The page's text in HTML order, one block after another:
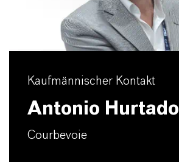
Kaufmännischer Kontakt
Antonio Hurtado
Courbevoie